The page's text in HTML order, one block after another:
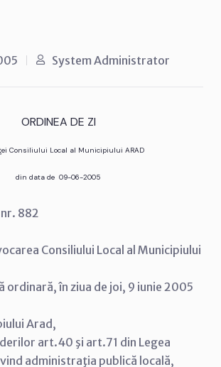
System Administrator
ORDINEA DE ZI
Consiliului Local al Municipiului ARAD
din data de 09-06-2005
nr. 882
Consiliului Local al Municipiului
ordinară, în ziua de joi, 9 iunie 2005
Arad,
art.40 şi art.71 din Legea
administraţia publică locală,